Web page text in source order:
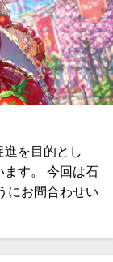
を目的とし
ます。 今回は石
にお問合わせい